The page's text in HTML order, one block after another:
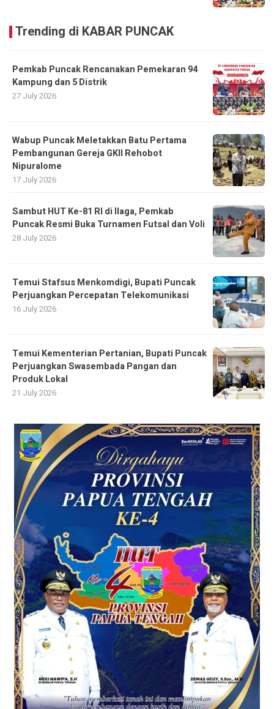
Trending di KABAR PUNCAK
Pemkab Puncak Rencanakan Pemekaran 94
Kampung dan 5 Distrik
27 July 2026
Wabup Puncak Meletakkan Batu Pertama
Pembangunan Gereja GKII Rehobot
Nipuralome
17 July 2026
Sambut HUT Ke-81 RI di Ilaga, Pemkab
Puncak Resmi Buka Turnamen Futsal dan Voli
28 July 2026
Temui Stafsus Menkomdigi, Bupati Puncak
Perjuangkan Percepatan Telekomunikasi
16 July 2026
Temui Kementerian Pertanian, Bupati Puncak
Perjuangkan Swasembada Pangan dan
Produk Lokal
21 July 2026